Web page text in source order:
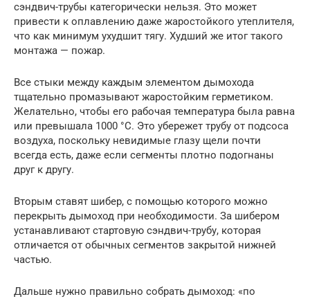
сэндвич-трубы категорически нельзя. Это может
привести к оплавлению даже жаростойкого утеплителя,
что как минимум ухудшит тягу. Худший же итог такого
монтажа — пожар.
Все стыки между каждым элементом дымохода
тщательно промазывают жаростойким герметиком.
Желательно, чтобы его рабочая температура была равна
или превышала 1000 °C. Это убережет трубу от подсоса
воздуха, поскольку невидимые глазу щели почти
всегда есть, даже если сегменты плотно подогнаны
друг к другу.
Вторым ставят шибер, с помощью которого можно
перекрыть дымоход при необходимости. За шибером
устанавливают стартовую сэндвич-трубу, которая
отличается от обычных сегментов закрытой нижней
частью.
Дальше нужно правильно собрать дымоход: «по